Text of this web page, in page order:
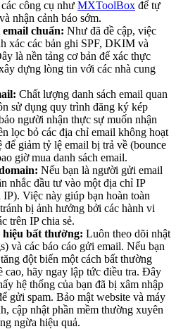
công cụ như MXToolBox để tự
nhận cảnh báo sớm.
chuẩn: Như đã đề cập, việc
xác các bản ghi SPF, DKIM và
là nền tảng cơ bản để xác thực
dựng lòng tin với các nhà cung
Chất lượng danh sách email quan
sử dụng quy trình đăng ký kép
người nhận thực sự muốn nhận
lọc bỏ các địa chỉ email không hoạt
để giảm tỷ lệ email bị trả về (bounce
giờ mua danh sách email.
Nếu bạn là người gửi email
nhắc đầu tư vào một địa chỉ IP
Việc này giúp bạn hoàn toàn
bị ảnh hưởng bởi các hành vi
trên IP chia sẻ.
hiệu bất thường: Luôn theo dõi nhật
và các báo cáo gửi email. Nếu bạn
đột biến một cách bất thường
cao, hãy ngay lập tức điều tra. Đây
hệ thống của bạn đã bị xâm nhập
gửi spam. Bảo mật website và máy
cập nhật phần mềm thường xuyên
ngừa hiệu quả.